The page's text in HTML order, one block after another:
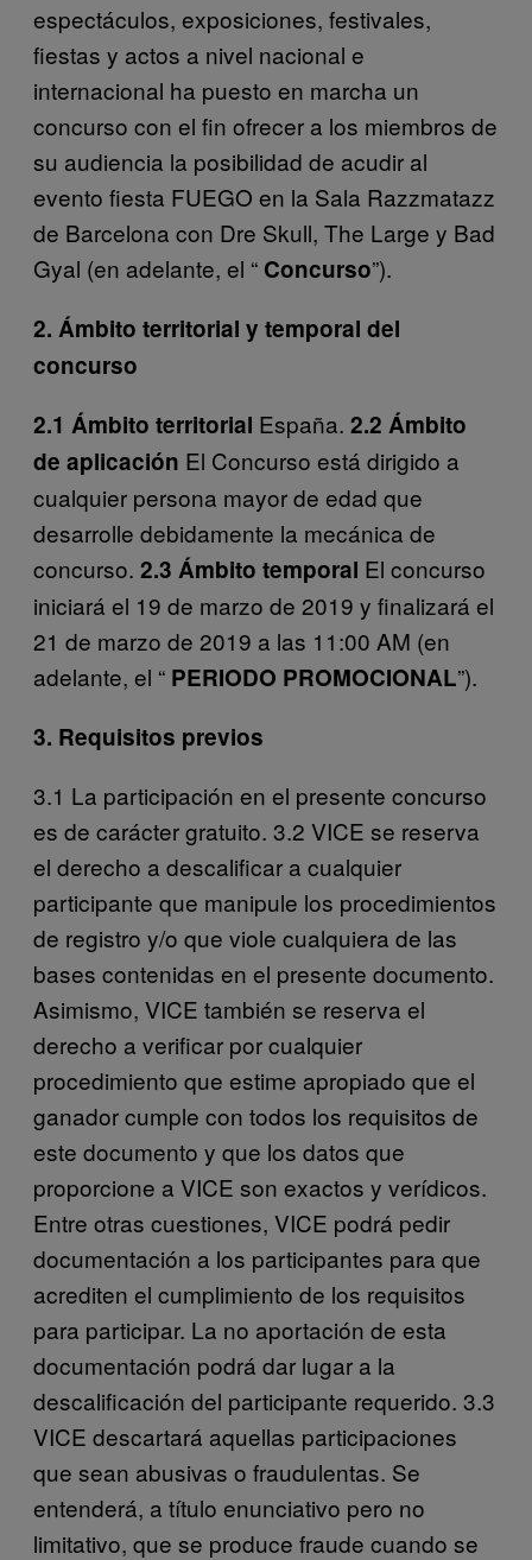
espectáculos, exposiciones, festivales,
fiestas y actos a nivel nacional e
internacional ha puesto en marcha un
concurso con el fin ofrecer a los miembros de
su audiencia la posibilidad de acudir al
evento fiesta FUEGO en la Sala Razzmatazz
de Barcelona con Dre Skull, The Large y Bad
Gyal (en adelante, el “ Concurso”).
2. Ámbito territorial y temporal del
concurso
2.1 Ámbito territorial España. 2.2 Ámbito
de aplicación El Concurso está dirigido a
cualquier persona mayor de edad que
desarrolle debidamente la mecánica de
concurso. 2.3 Ámbito temporal El concurso
iniciará el 19 de marzo de 2019 y finalizará el
21 de marzo de 2019 a las 11:00 AM (en
adelante, el “ PERIODO PROMOCIONAL”).
3. Requisitos previos
3.1 La participación en el presente concurso
es de carácter gratuito. 3.2 VICE se reserva
el derecho a descalificar a cualquier
participante que manipule los procedimientos
de registro y/o que viole cualquiera de las
bases contenidas en el presente documento.
Asimismo, VICE también se reserva el
derecho a verificar por cualquier
procedimiento que estime apropiado que el
ganador cumple con todos los requisitos de
este documento y que los datos que
proporcione a VICE son exactos y verídicos.
Entre otras cuestiones, VICE podrá pedir
documentación a los participantes para que
acrediten el cumplimiento de los requisitos
para participar. La no aportación de esta
documentación podrá dar lugar a la
descalificación del participante requerido. 3.3
VICE descartará aquellas participaciones
que sean abusivas o fraudulentas. Se
entenderá, a título enunciativo pero no
limitativo, que se produce fraude cuando se